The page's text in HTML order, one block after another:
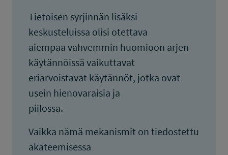
Tietoisen syrjinnän lisäksi
keskusteluissa olisi otettava
aiempaa vahvemmin huomioon arjen
käytännöissä vaikuttavat
eriarvoistavat käytännöt, jotka ovat
usein hienovaraisia ja
piilossa.
Vaikka nämä mekanismit on tiedostettu
akateemisessa